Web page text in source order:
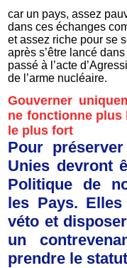
car un pays, assez
dans ces échanges
et assez riche pour se
après s’être lancé
passé à l’acte
de l’arme nucléaire.
Gouverner
ne fonctionne plus
le plus fort
Pour
Unies devront
Politique de
les Pays.
véto et
un
prendre le